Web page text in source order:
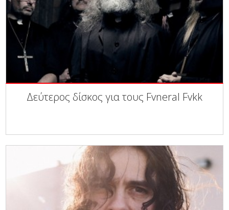
Δεύτερος δίσκος για τους Fvneral Fvkk